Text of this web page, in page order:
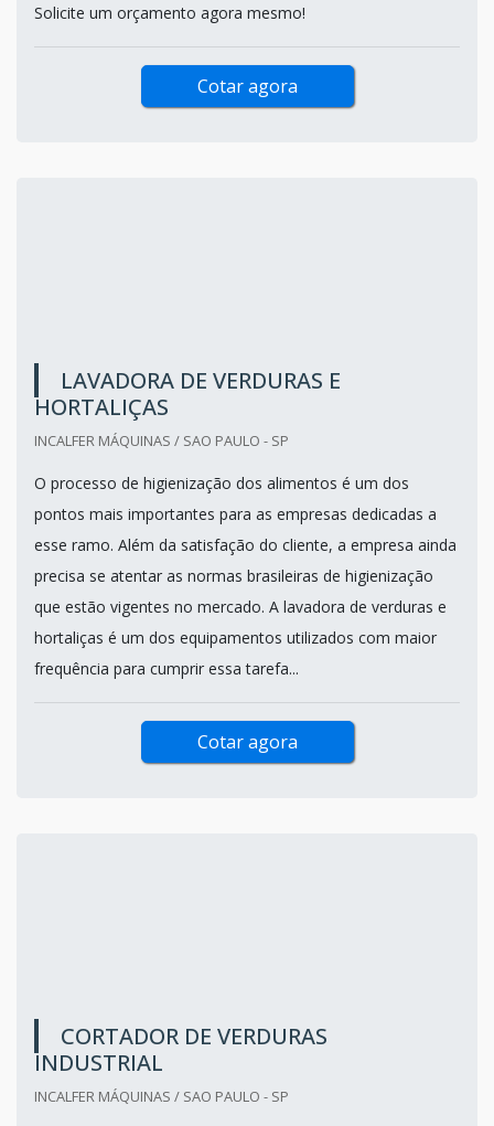
Solicite um orçamento agora mesmo!
Cotar agora
LAVADORA DE VERDURAS E
HORTALIÇAS
INCALFER MÁQUINAS / SAO PAULO - SP
O processo de higienização dos alimentos é um dos
pontos mais importantes para as empresas dedicadas a
esse ramo. Além da satisfação do cliente, a empresa ainda
precisa se atentar as normas brasileiras de higienização
que estão vigentes no mercado. A lavadora de verduras e
hortaliças é um dos equipamentos utilizados com maior
frequência para cumprir essa tarefa...
Cotar agora
CORTADOR DE VERDURAS
INDUSTRIAL
INCALFER MÁQUINAS / SAO PAULO - SP